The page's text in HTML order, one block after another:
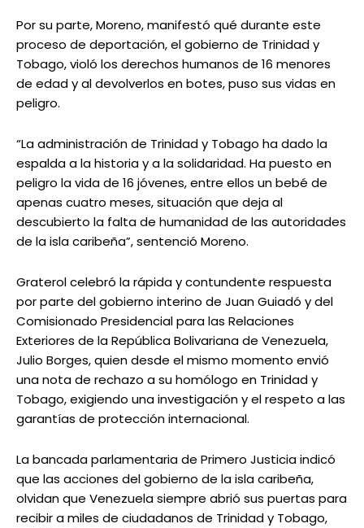
Por su parte, Moreno, manifestó qué durante este
proceso de deportación, el gobierno de Trinidad y
Tobago, violó los derechos humanos de 16 menores
de edad y al devolverlos en botes, puso sus vidas en
peligro.
“La administración de Trinidad y Tobago ha dado la
espalda a la historia y a la solidaridad. Ha puesto en
peligro la vida de 16 jóvenes, entre ellos un bebé de
apenas cuatro meses, situación que deja al
descubierto la falta de humanidad de las autoridades
de la isla caribeña”, sentenció Moreno.
Graterol celebró la rápida y contundente respuesta
por parte del gobierno interino de Juan Guiadó y del
Comisionado Presidencial para las Relaciones
Exteriores de la República Bolivariana de Venezuela,
Julio Borges, quien desde el mismo momento envió
una nota de rechazo a su homólogo en Trinidad y
Tobago, exigiendo una investigación y el respeto a las
garantías de protección internacional.
La bancada parlamentaria de Primero Justicia indicó
que las acciones del gobierno de la isla caribeña,
olvidan que Venezuela siempre abrió sus puertas para
recibir a miles de ciudadanos de Trinidad y Tobago,